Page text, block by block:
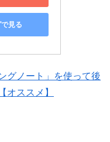
見る
グノート」を使って後
オススメ】